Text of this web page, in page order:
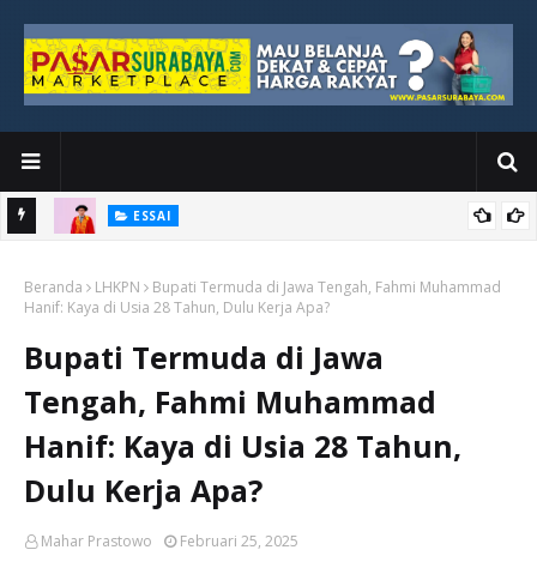
ESSAI
Tidak Berhenti di Panggung Wisuda
Beranda LHKPN
Bupati Termuda di Jawa Tengah, Fahmi Muhammad
Hanif: Kaya di Usia 28 Tahun, Dulu Kerja Apa?
Bupati Termuda di Jawa
Tengah, Fahmi Muhammad
Hanif: Kaya di Usia 28 Tahun,
Dulu Kerja Apa?
Mahar Prastowo Februari 25, 2025